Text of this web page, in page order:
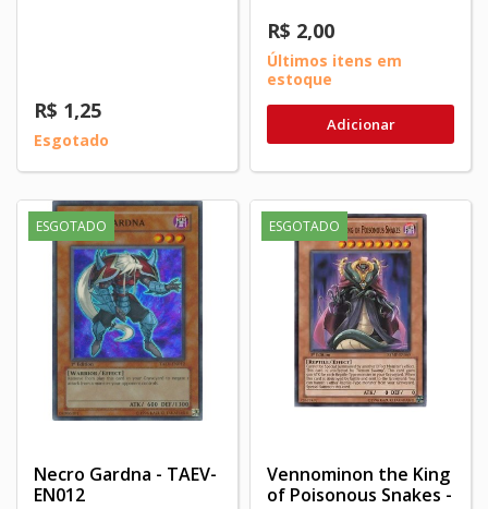
R$ 1,25
Esgotado
R$ 2,00
Últimos itens em
estoque
Adicionar
ESGOTADO
Necro Gardna - TAEV-
EN012
ESGOTADO
Vennominon the King
of Poisonous Snakes -